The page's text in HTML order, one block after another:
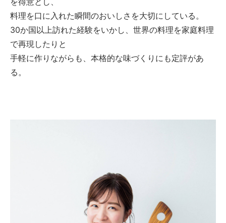
料理を口に入れた瞬間のおいしさを大切にしている。
30か国以上訪れた経験をいかし、世界の料理を家庭料理
で再現したりと
手軽に作りながらも、本格的な味づくりにも定評があ
る。